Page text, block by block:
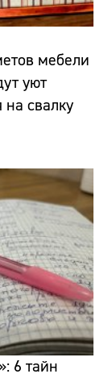
мебели
уют
свалку
6 тайн